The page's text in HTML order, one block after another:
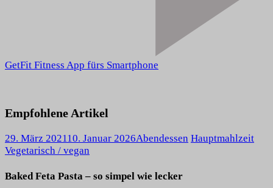
GetFit Fitness App fürs Smartphone
Empfohlene Artikel
29. März 202110. Januar 2026Abendessen Hauptmahlzeit
Vegetarisch / vegan
Baked Feta Pasta – so simpel wie lecker